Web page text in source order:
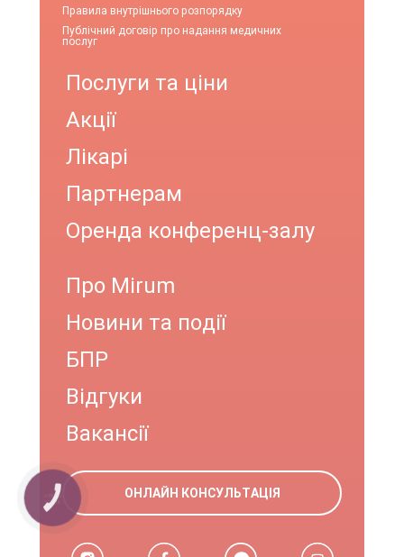
Правила внутрішнього розпорядку
Публічний договір про надання медичних
послуг
Послуги та ціни
Акції
Лікарі
Партнерам
Оренда конференц-залу
Про Mirum
Новини та події
БПР
Відгуки
Вакансії
ОНЛАЙН КОНСУЛЬТАЦІЯ
КНОПКА
ЗВ'ЯЗКУ